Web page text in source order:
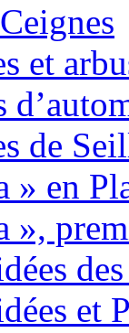
et
de
» en
»,
et